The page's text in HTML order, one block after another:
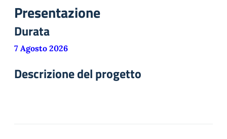
Presentazione
Durata
7 Agosto 2026
Descrizione del progetto